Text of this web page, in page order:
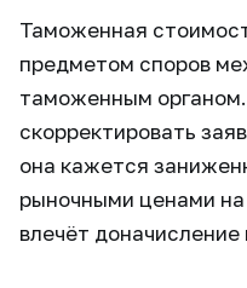
Таможенная
предметом споров
таможенным
скорректировать
она кажется
рыночными ценами
влечёт